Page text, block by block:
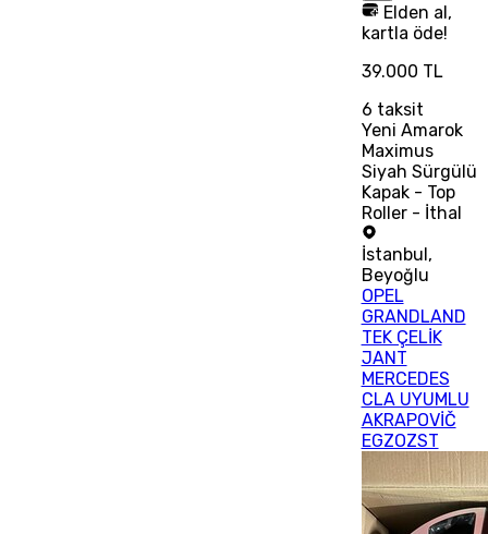
Elden al,
kartla öde!
39.000 TL
6 taksit
Yeni Amarok
Maximus
Siyah Sürgülü
Kapak - Top
Roller - İthal
İstanbul,
Beyoğlu
OPEL
GRANDLAND
TEK ÇELİK
JANT
MERCEDES
CLA UYUMLU
AKRAPOVİČ
EGZOZST